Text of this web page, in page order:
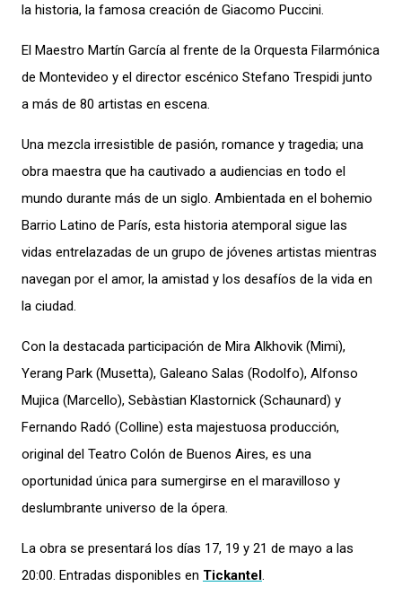
la historia, la famosa creación de Giacomo Puccini.
El Maestro Martín García al frente de la Orquesta Filarmónica
de Montevideo y el director escénico Stefano Trespidi junto
a más de 80 artistas en escena.
Una mezcla irresistible de pasión, romance y tragedia; una
obra maestra que ha cautivado a audiencias en todo el
mundo durante más de un siglo. Ambientada en el bohemio
Barrio Latino de París, esta historia atemporal sigue las
vidas entrelazadas de un grupo de jóvenes artistas mientras
navegan por el amor, la amistad y los desafíos de la vida en
la ciudad.
Con la destacada participación de Mira Alkhovik (Mimi),
Yerang Park (Musetta), Galeano Salas (Rodolfo), Alfonso
Mujica (Marcello), Sebàstian Klastornick (Schaunard) y
Fernando Radó (Colline) esta majestuosa producción,
original del Teatro Colón de Buenos Aires, es una
oportunidad única para sumergirse en el maravilloso y
deslumbrante universo de la ópera.
La obra se presentará los días 17, 19 y 21 de mayo a las
20:00. Entradas disponibles en Tickantel